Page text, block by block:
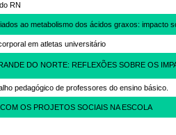
RN
ao metabolismo dos ácidos graxos: impacto
em atletas universitário
DO NORTE: REFLEXÕES SOBRE OS
pedagógico de professores do ensino básico.
OS PROJETOS SOCIAIS NA ESCOLA